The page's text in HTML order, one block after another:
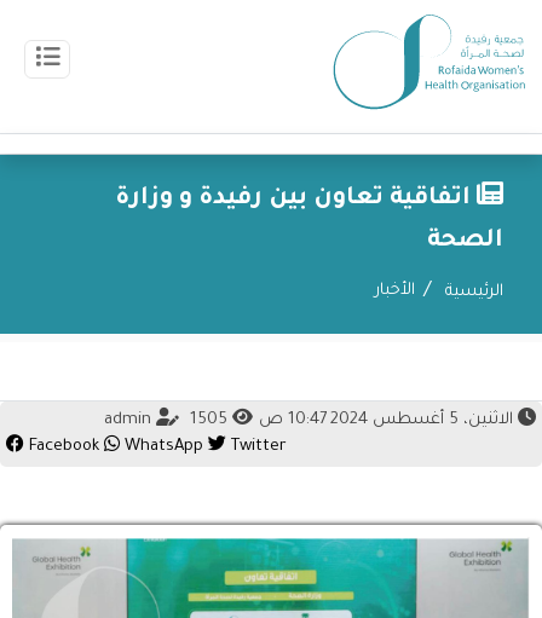
اتفاقية تعاون بين رفيدة و وزارة
الصحة
الرئيسية الأخبار
الاثنين، 5 أغسطس 2024 10:47 ص
Facebook
WhatsApp Twitter